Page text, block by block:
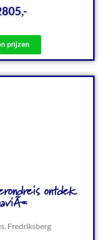
prijzen
ontdek
Fredriksberg